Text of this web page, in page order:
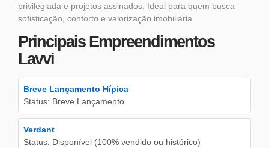
privilegiada e projetos assinados. Ideal para quem busca
sofisticação, conforto e valorização imobiliária.
Principais Empreendimentos
Lavvi
Breve Lançamento Hípica
Status: Breve Lançamento
Verdant
Status: Disponível (100% vendido ou histórico)